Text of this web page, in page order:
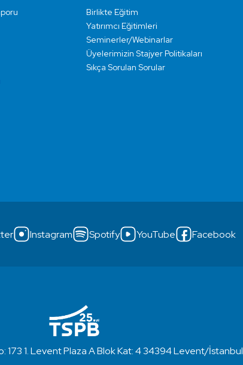
Birlikte Eğitim
Yatırımcı Eğitimleri
Seminerler/Webinarlar
Üyelerimizin Stajyer Politikaları
Sıkça Sorulan Sorular
Instagram Spotify YouTube Facebook
173 1. Levent Plaza A Blok Kat: 4 34394 Levent/İstanbul